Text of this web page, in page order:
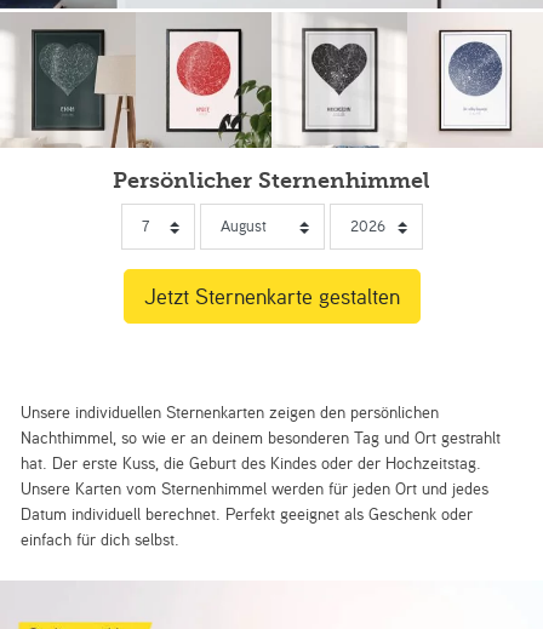
Persönlicher Sternenhimmel
Unsere individuellen Sternenkarten zeigen den persönlichen
Nachthimmel, so wie er an deinem besonderen Tag und Ort gestrahlt
hat. Der erste Kuss, die Geburt des Kindes oder der Hochzeitstag.
Unsere Karten vom Sternenhimmel werden für jeden Ort und jedes
Datum individuell berechnet. Perfekt geeignet als Geschenk oder
einfach für dich selbst.